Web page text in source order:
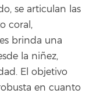
se articulan las
coral,
brinda una
la niñez,
El objetivo
en cuanto